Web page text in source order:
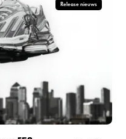
Release nieuws